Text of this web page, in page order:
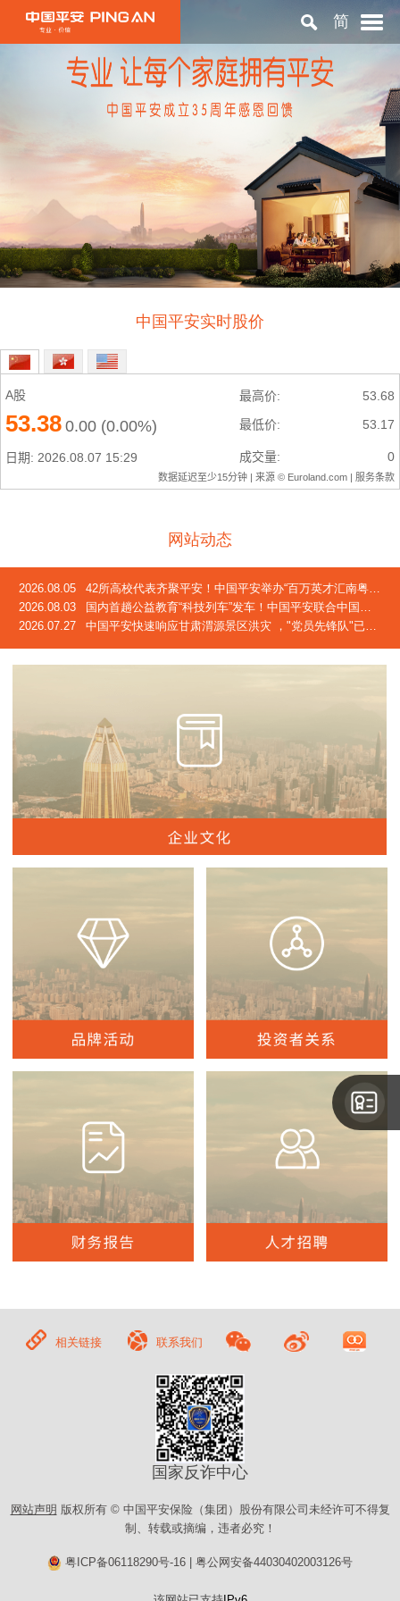
简
中国平安实时股价
网站动态
2026.08.05
42所高校代表齐聚平安！中国平安举办“百万英才汇南粤”2026校企合作交流会
2026.08.03
国内首趟公益教育“科技列车”发车！中国平安联合中国青基会发起2026年“少年科技中国行”活动
2026.07.27
中国平安快速响应甘肃渭源景区洪灾 ，"党员先锋队"已奔赴灾区一线，完成首笔车险赔付
相关链接 联系我们
国家反诈中心
网站声明 版权所有 © 中国平安保险（集团）股份有限公司未经许可不得复
制、转载或摘编，违者必究！
粤ICP备06118290号-16 |粤公网安备44030402003126号
关于平安
投资者关系
可持续发展